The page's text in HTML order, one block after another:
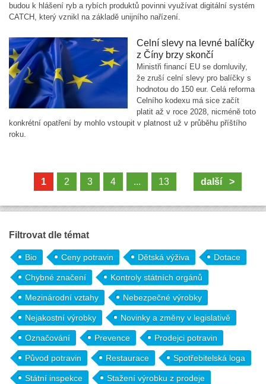
budou k hlášení ryb a rybích produktů povinni využívat digitální systém
CATCH, který vznikl na základě unijního nařízení.
Celní slevy na levné balíčky
z Číny brzy skončí
Ministři financí EU se domluvily,
že zruší celní slevy pro balíčky s
hodnotou do 150 eur. Celá reforma
Celního kodexu má sice začít
platit až v roce 2028, nicméně toto
konkrétní opatření by mohlo vstoupit v platnost už v průběhu příštího
roku.
1 2 3 4 ... 13 další >
Filtrovat dle témat
Bio Ceny potravin Dětská výživa Dotace
Chybné značení Kontroly státních orgánů
Mezinárodní vztahy Nebezpečné výrobky
Nejakostní výrobky Novinky a změny v legislativě
Označování Prevence Prodejci potravin
Původ potravin Restaurace Spotřebitelská loga
Státní inspekce Stažení výrobku z prodeje